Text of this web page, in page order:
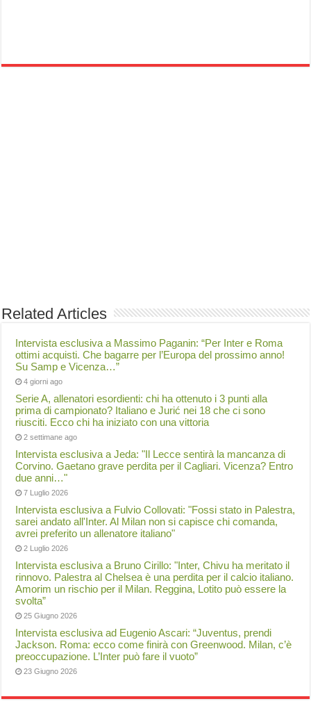
Related Articles
Intervista esclusiva a Massimo Paganin: “Per Inter e Roma
ottimi acquisti. Che bagarre per l’Europa del prossimo anno!
Su Samp e Vicenza…”
4 giorni ago
Serie A, allenatori esordienti: chi ha ottenuto i 3 punti alla
prima di campionato? Italiano e Jurić nei 18 che ci sono
riusciti. Ecco chi ha iniziato con una vittoria
2 settimane ago
Intervista esclusiva a Jeda: "Il Lecce sentirà la mancanza di
Corvino. Gaetano grave perdita per il Cagliari. Vicenza? Entro
due anni…"
7 Luglio 2026
Intervista esclusiva a Fulvio Collovati: "Fossi stato in Palestra,
sarei andato all'Inter. Al Milan non si capisce chi comanda,
avrei preferito un allenatore italiano"
2 Luglio 2026
Intervista esclusiva a Bruno Cirillo: "Inter, Chivu ha meritato il
rinnovo. Palestra al Chelsea è una perdita per il calcio italiano.
Amorim un rischio per il Milan. Reggina, Lotito può essere la
svolta”
25 Giugno 2026
Intervista esclusiva ad Eugenio Ascari: “Juventus, prendi
Jackson. Roma: ecco come finirà con Greenwood. Milan, c’è
preoccupazione. L’Inter può fare il vuoto”
23 Giugno 2026